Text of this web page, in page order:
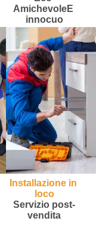
AmichevoleE
innocuo
Installazione in
loco
Servizio post-
vendita